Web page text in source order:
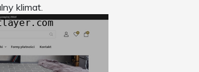
klimat.